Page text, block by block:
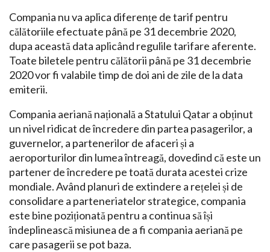
Compania nu va aplica diferențe de tarif pentru
călătoriile efectuate până pe 31 decembrie 2020,
dupa această data aplicând regulile tarifare aferente.
Toate biletele pentru călătorii până pe 31 decembrie
2020 vor fi valabile timp de doi ani de zile de la data
emiterii.
Compania aeriană națională a Statului Qatar a obținut
un nivel ridicat de încredere din partea pasagerilor, a
guvernelor, a partenerilor de afaceri și a
aeroporturilor din lumea întreagă, dovedind că este un
partener de încredere pe toată durata acestei crize
mondiale. Având planuri de extindere a rețelei și de
consolidare a parteneriatelor strategice, compania
este bine poziționată pentru a continua să își
îndeplinească misiunea de a fi compania aeriană pe
care pasagerii se pot baza.